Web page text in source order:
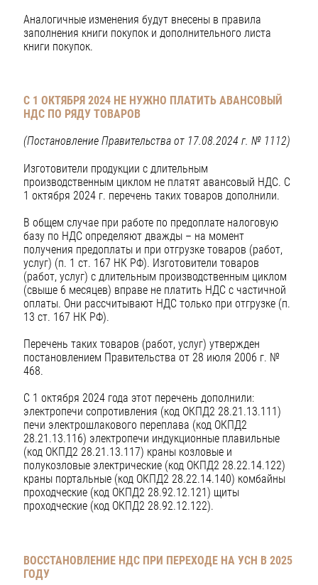
Аналогичные изменения будут внесены в правила
заполнения книги покупок и дополнительного листа
книги покупок.
С 1 ОКТЯБРЯ 2024 НЕ НУЖНО ПЛАТИТЬ АВАНСОВЫЙ
НДС ПО РЯДУ ТОВАРОВ
(Постановление Правительства от 17.08.2024 г. № 1112)
Изготовители продукции с длительным
производственным циклом не платят авансовый НДС. С
1 октября 2024 г. перечень таких товаров дополнили.
В общем случае при работе по предоплате налоговую
базу по НДС определяют дважды – на момент
получения предоплаты и при отгрузке товаров (работ,
услуг) (п. 1 ст. 167 НК РФ). Изготовители товаров
(работ, услуг) с длительным производственным циклом
(свыше 6 месяцев) вправе не платить НДС с частичной
оплаты. Они рассчитывают НДС только при отгрузке (п.
13 ст. 167 НК РФ).
Перечень таких товаров (работ, услуг) утвержден
постановлением Правительства от 28 июля 2006 г. №
468.
С 1 октября 2024 года этот перечень дополнили:
электропечи сопротивления (код ОКПД2 28.21.13.111)
печи электрошлакового переплава (код ОКПД2
28.21.13.116) электропечи индукционные плавильные
(код ОКПД2 28.21.13.117) краны козловые и
полукозловые электрические (код ОКПД2 28.22.14.122)
краны портальные (код ОКПД2 28.22.14.140) комбайны
проходческие (код ОКПД2 28.92.12.121) щиты
проходческие (код ОКПД2 28.92.12.122).
ВОССТАНОВЛЕНИЕ НДС ПРИ ПЕРЕХОДЕ НА УСН В 2025
ГОДУ